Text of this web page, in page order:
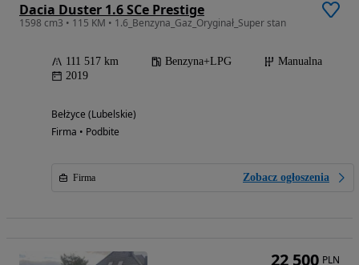
Dacia Duster 1.6 SCe Prestige
1598 cm3 • 115 KM • 1.6_Benzyna_Gaz_Oryginał_Super stan
111 517 km Benzyna+LPG
Manualna
2019
Bełżyce (Lubelskie)
Firma • Podbite
Firma Zobacz ogłoszenia
22 500 PLN